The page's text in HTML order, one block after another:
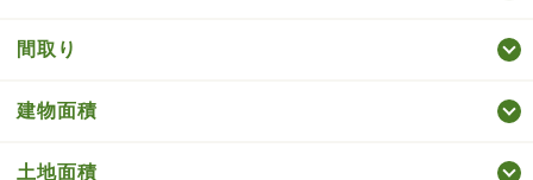
間取り
建物面積
土地面積